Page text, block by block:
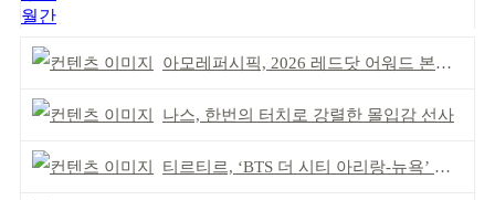
월간
아모레퍼시픽, 2026 레드닷 어워드 본상 2개 수상
나스, 한번의 터치로 강렬한 몰입감 선사
티르티르, ‘BTS 더 시티 아리랑-뉴욕’ 참여